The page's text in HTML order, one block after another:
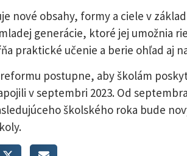
nové obsahy, formy a ciele v
generácie, ktoré jej umožnia
praktické učenie a berie ohľad aj
postupne, aby školám
v septembri 2023. Od
školského roka bude